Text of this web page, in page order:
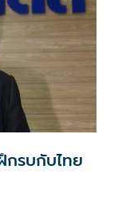
กรบกับไทย